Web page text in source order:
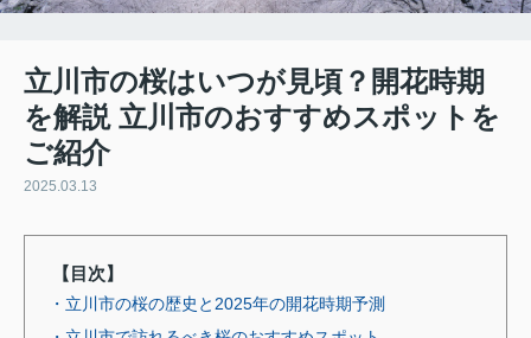
立川市の桜はいつが見頃？開花時期
を解説 立川市のおすすめスポットを
ご紹介
2025.03.13
【目次】
・立川市の桜の歴史と2025年の開花時期予測